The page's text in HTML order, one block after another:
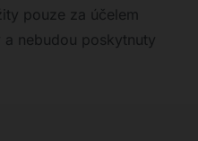
pouze za účelem
nebudou poskytnuty